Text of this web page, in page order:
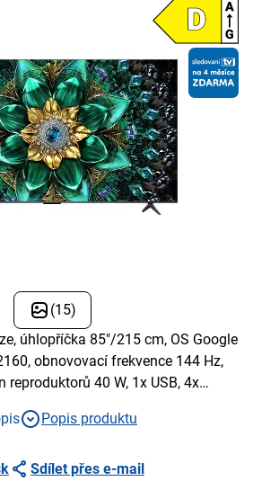
(15)
úhlopříčka 85"/215 cm, OS Google
obnovovací frekvence 144 Hz,
reproduktorů 40 W, 1x USB, 4x
Popis produktu
Sdílet přes e-mail